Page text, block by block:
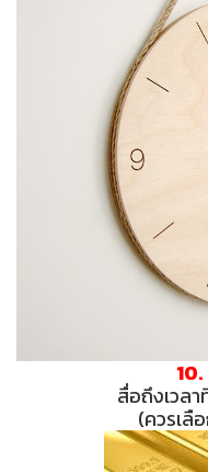
สื่อถึงเวล
(ควรเลื